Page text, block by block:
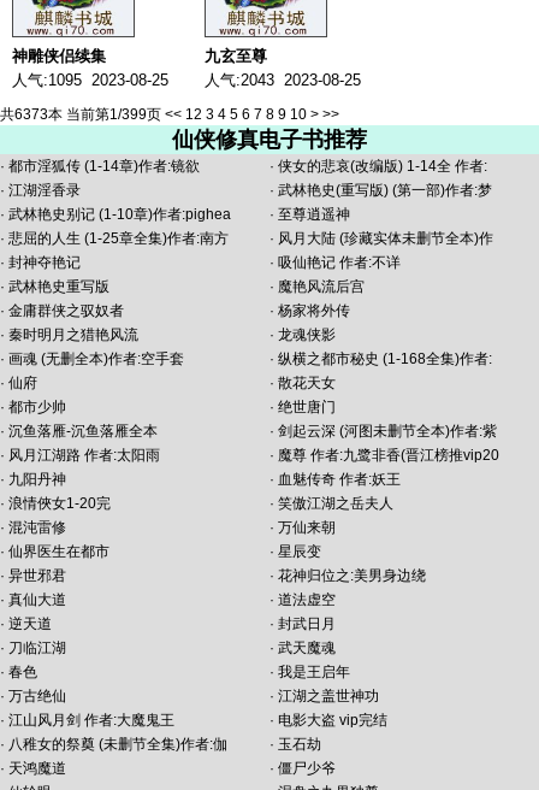
神雕侠侣续集
人气:1095 2023-08-25
九玄至尊
人气:2043 2023-08-25
共6373本 当前第1/399页 << 12 3 4 5 6 7 8 9 10 > >>
仙侠修真电子书推荐
· 都市淫狐传 (1-14章)作者:镜欲 · 侠女的悲哀(改编版) 1-14全 作者:
· 江湖淫香录 · 武林艳史(重写版) (第一部)作者:梦
· 武林艳史别记 (1-10章)作者:pighea · 至尊逍遥神
· 悲屈的人生 (1-25章全集)作者:南方 · 风月大陆 (珍藏实体未删节全本)作
· 封神夺艳记 · 吸仙艳记 作者:不详
· 武林艳史重写版 · 魔艳风流后宫
· 金庸群侠之驭奴者 · 杨家将外传
· 秦时明月之猎艳风流 · 龙魂侠影
· 画魂 (无删全本)作者:空手套 · 纵横之都市秘史 (1-168全集)作者:
· 仙府 · 散花天女
· 都市少帅 · 绝世唐门
· 沉鱼落雁-沉鱼落雁全本 · 剑起云深 (河图未删节全本)作者:紫
· 风月江湖路 作者:太阳雨 · 魔尊 作者:九鹭非香(晋江榜推vip20
· 九阳丹神 · 血魅传奇 作者:妖王
· 浪情俠女1-20完 · 笑傲江湖之岳夫人
· 混沌雷修 · 万仙来朝
· 仙界医生在都市 · 星辰变
· 异世邪君 · 花神归位之:美男身边绕
· 真仙大道 · 道法虚空
· 逆天道 · 封武日月
· 刀临江湖 · 武天魔魂
· 春色 · 我是王启年
· 万古绝仙 · 江湖之盖世神功
· 江山风月剑 作者:大魔鬼王 · 电影大盗 vip完结
· 八稚女的祭奠 (未删节全集)作者:伽 · 玉石劫
· 天鸿魔道 · 僵尸少爷